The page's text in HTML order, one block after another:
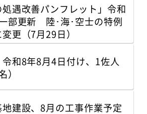
処遇改善パンフレット」令和
部更新 陸･海･空士の特例
更（7月29日）
和8年8月4日付け、1佐人
）
建設、8月の工事作業予定